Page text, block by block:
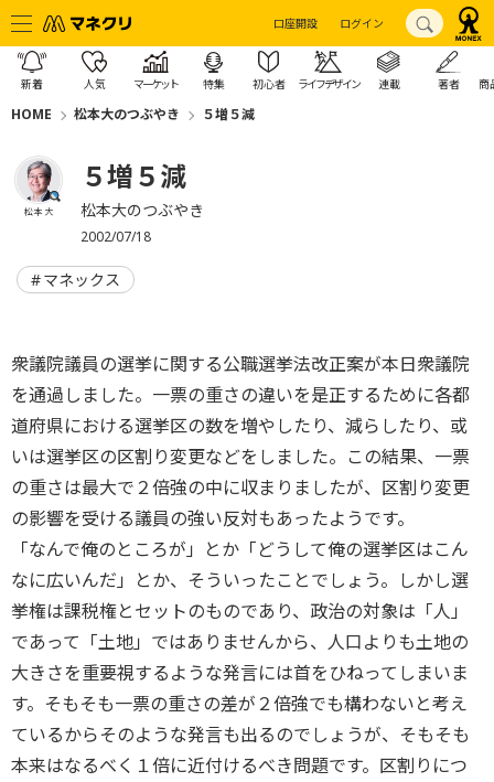
口座開設 ログイン
新着 人気 マーケット 特集 初心者 ライフデザイン 連載 著者 商
HOME 松本大のつぶやき ５増５減
松本 大
５増５減
松本大のつぶやき
2002/07/18
マネックス
衆議院議員の選挙に関する公職選挙法改正案が本日衆議院
を通過しました。一票の重さの違いを是正するために各都
道府県における選挙区の数を増やしたり、減らしたり、或
いは選挙区の区割り変更などをしました。この結果、一票
の重さは最大で２倍強の中に収まりましたが、区割り変更
の影響を受ける議員の強い反対もあったようです。
「なんで俺のところが」とか「どうして俺の選挙区はこん
なに広いんだ」とか、そういったことでしょう。しかし選
挙権は課税権とセットのものであり、政治の対象は「人」
であって「土地」ではありませんから、人口よりも土地の
大きさを重要視するような発言には首をひねってしまいま
す。そもそも一票の重さの差が２倍強でも構わないと考え
ているからそのような発言も出るのでしょうが、そもそも
本来はなるべく１倍に近付けるべき問題です。区割りにつ